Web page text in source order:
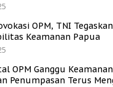
OPM, TNI
Keamanan Papua
OPM Ganggu
Penumpasan Terus